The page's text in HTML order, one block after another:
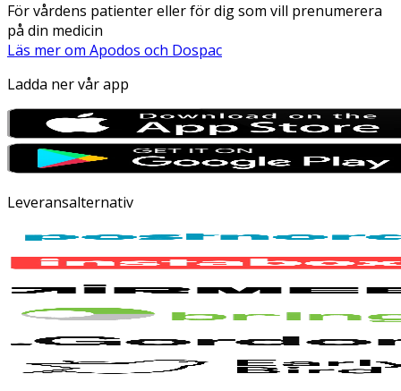
För vårdens patienter eller för dig som vill prenumerera
på din medicin
Läs mer om Apodos och Dospac
Ladda ner vår app
Leveransalternativ